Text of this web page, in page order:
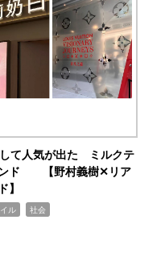
て人気が出た ミルクテ
ンド 【野村義樹✕リア
】
ル 社会